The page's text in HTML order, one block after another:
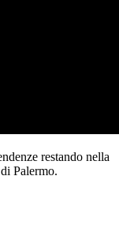
restando nella
Palermo.